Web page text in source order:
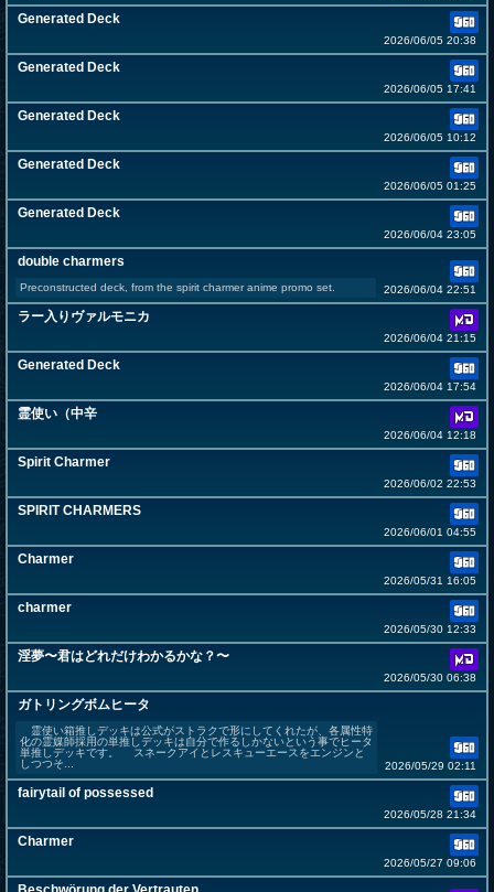
Generated Deck
2026/06/05 20:38
Generated Deck
2026/06/05 17:41
Generated Deck
2026/06/05 10:12
Generated Deck
2026/06/05 01:25
Generated Deck
2026/06/04 23:05
double charmers
Preconstructed deck, from the spirit charmer anime promo set. 2026/06/04 22:51
ラー入りヴァルモニカ
2026/06/04 21:15
Generated Deck
2026/06/04 17:54
霊使い（中辛
2026/06/04 12:18
Spirit Charmer
2026/06/02 22:53
SPIRIT CHARMERS
2026/06/01 04:55
Charmer
2026/05/31 16:05
charmer
2026/05/30 12:33
淫夢〜君はどれだけわかるかな？〜
2026/05/30 06:38
ガトリングボムヒータ
霊使い箱推しデッキは公式がストラクで形にしてくれたが、各属性特
化の霊媒師採用の単推しデッキは自分で作るしかないという事でヒータ
単推しデッキです。 スネークアイとレスキューエースをエンジンと
しつつそ...
2026/05/29 02:11
fairytail of possessed
2026/05/28 21:34
Charmer
2026/05/27 09:06